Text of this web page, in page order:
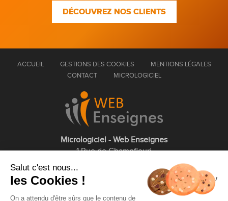
DÉCOUVREZ NOS CLIENTS
ACCUEIL GESTIONS DES COOKIES
MENTIONS LÉGALES
CONTACT
MICROLOGICIEL
Micrologiciel - Web Enseignes
1 Rue de Champfleuri
01 75 43 63 60
Salut c'est nous...
les Cookies !
On a attendu d'être sûrs que le contenu de